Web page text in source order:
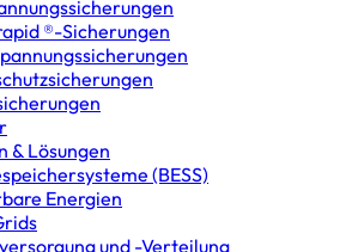
®-Sicherungen
& Lösungen
(BESS)
Energien
und -Verteilung